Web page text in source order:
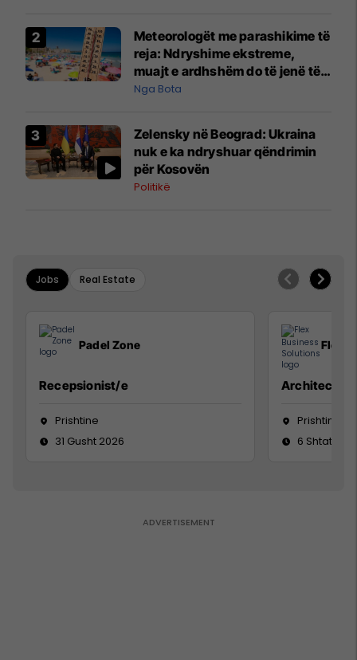
Meteorologët me parashikime të
reja: Ndryshime ekstreme,
muajt e ardhshëm do të jenë të
pazakontë
Nga Bota
Zelensky në Beograd: Ukraina
nuk e ka ndryshuar qëndrimin
për Kosovën
Politikë
Jobs Real Estate
Padel Zone
Recepsionist/e
Prishtine
31 Gusht 2026
Flex
Architect
Prishtinë
6 Shtator